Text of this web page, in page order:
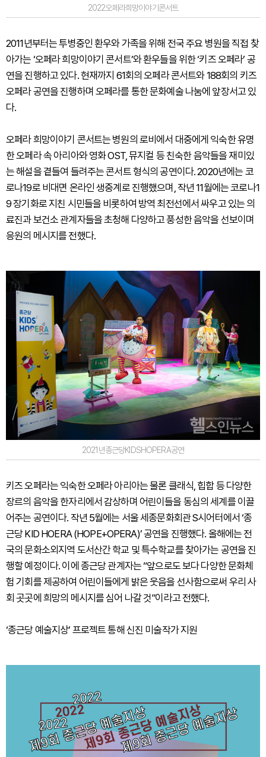
2022오페라희망이야기콘서트
2011년부터는 투병중인 환우와 가족을 위해 전국 주요 병원을 직접 찾
아가는 ‘오페라 희망이야기 콘서트’와 환우들을 위한 ‘키즈 오페라’ 공
연을 진행하고 있다. 현재까지 61회의 오페라 콘서트와 188회의 키즈
오페라 공연을 진행하며 오페라를 통한 문화예술 나눔에 앞장서고 있
다.
오페라 희망이야기 콘서트는 병원의 로비에서 대중에게 익숙한 유명
한 오페라 속 아리아와 영화 OST, 뮤지컬 등 친숙한 음악들을 재미있
는 해설을 곁들여 들려주는 콘서트 형식의 공연이다. 2020년에는 코
로나19로 비대면 온라인 생중계로 진행했으며, 작년 11월에는 코로나1
9 장기화로 지친 시민들을 비롯하여 방역 최전선에서 싸우고 있는 의
료진과 보건소 관계자들을 초청해 다양하고 풍성한 음악을 선보이며
응원의 메시지를 전했다.
2021년종근당KIDSHOPERA공연
키즈 오페라는 익숙한 오페라 아리아는 물론 클래식, 힙합 등 다양한
장르의 음악을 한자리에서 감상하며 어린이들을 동심의 세계를 이끌
어주는 공연이다. 작년 5월에는 서울 세종문화회관 S시어터에서 ‘종
근당 KID HOERA (HOPE+OPERA)’ 공연을 진행했다. 올해에는 전
국의 문화소외지역 도서산간 학교 및 특수학교를 찾아가는 공연을 진
행할 예정이다. 이에 종근당 관계자는 “앞으로도 보다 다양한 문화체
험 기회를 제공하여 어린이들에게 밝은 웃음을 선사함으로써 우리 사
회 곳곳에 희망의 메시지를 심어 나갈 것”이라고 전했다.
‘종근당 예술지상’ 프로젝트 통해 신진 미술작가 지원